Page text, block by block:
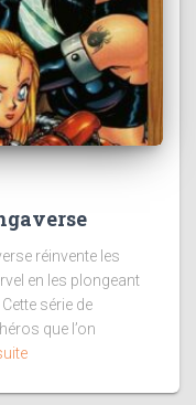
réinvente les
en les plongeant
série de
que l’on